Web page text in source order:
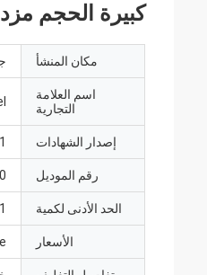
كبيرة الحجم
مكان المنشأ
اسم العلامة
التجارية
إصدار الشهادات
رقم الموديل
الحد الأدنى لكمية 1 قطعة
الأسعار